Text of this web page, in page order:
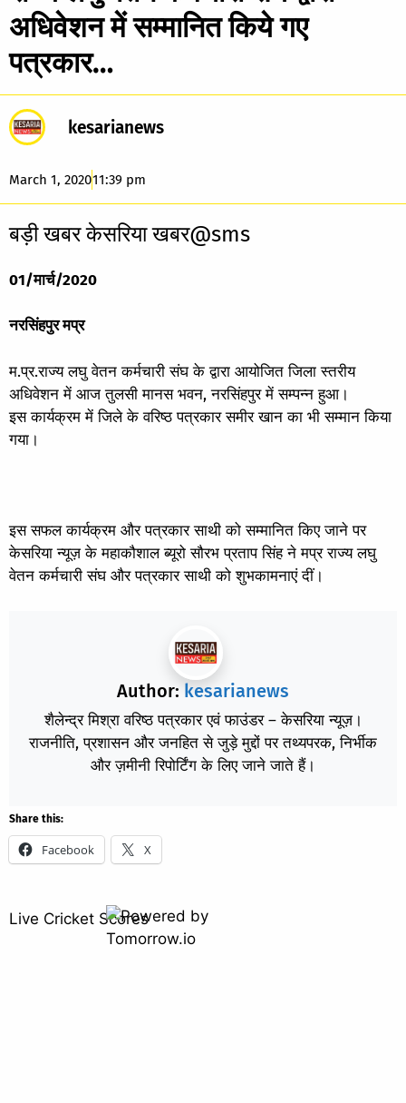
अधिवेशन में सम्मानित किये गए
पत्रकार…
kesarianews
March 1, 202011:39 pm
बड़ी खबर केसरिया खबर@sms
01/मार्च/2020
नरसिंहपुर मप्र
म.प्र.राज्य लघु वेतन कर्मचारी संघ के द्वारा आयोजित जिला स्तरीय
अधिवेशन में आज तुलसी मानस भवन, नरसिंहपुर में सम्पन्न हुआ।
इस कार्यक्रम में जिले के वरिष्ठ पत्रकार समीर खान का भी सम्मान किया
गया।
इस सफल कार्यक्रम और पत्रकार साथी को सम्मानित किए जाने पर
केसरिया न्यूज़ के महाकौशाल ब्यूरो सौरभ प्रताप सिंह ने मप्र राज्य लघु
वेतन कर्मचारी संघ और पत्रकार साथी को शुभकामनाएं दीं।
Author: kesarianews
शैलेन्द्र मिश्रा वरिष्ठ पत्रकार एवं फाउंडर – केसरिया न्यूज़।
राजनीति, प्रशासन और जनहित से जुड़े मुद्दों पर तथ्यपरक, निर्भीक
और ज़मीनी रिपोर्टिंग के लिए जाने जाते हैं।
Share this:
Facebook X
Live Cricket Scores